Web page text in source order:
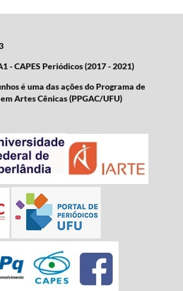
- CAPES Periódicos (2017 - 2021)
é uma das ações do Programa de
Artes Cênicas (PPGAC/UFU)